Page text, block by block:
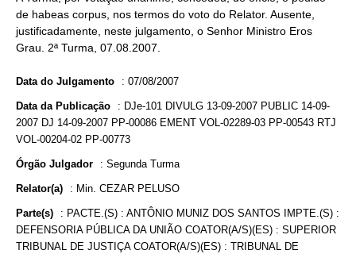
de habeas corpus, nos termos do voto do Relator. Ausente,
justificadamente, neste julgamento, o Senhor Ministro Eros
Grau. 2ª Turma, 07.08.2007.
Data do Julgamento : 07/08/2007
Data da Publicação : DJe-101 DIVULG 13-09-2007 PUBLIC 14-09-
2007 DJ 14-09-2007 PP-00086 EMENT VOL-02289-03 PP-00543 RTJ
VOL-00204-02 PP-00773
Órgão Julgador : Segunda Turma
Relator(a) : Min. CEZAR PELUSO
Parte(s) : PACTE.(S) : ANTÔNIO MUNIZ DOS SANTOS IMPTE.(S) :
DEFENSORIA PÚBLICA DA UNIÃO COATOR(A/S)(ES) : SUPERIOR
TRIBUNAL DE JUSTIÇA COATOR(A/S)(ES) : TRIBUNAL DE